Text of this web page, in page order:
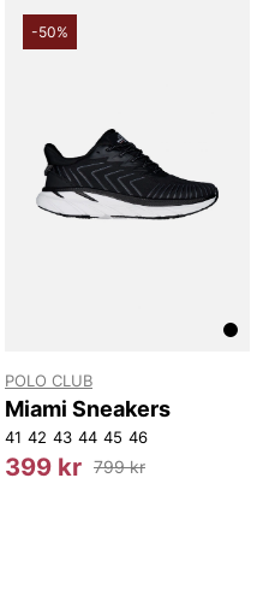
-50%
POLO CLUB
Miami Sneakers
41 42 43 44 45 46
399 kr 799 kr